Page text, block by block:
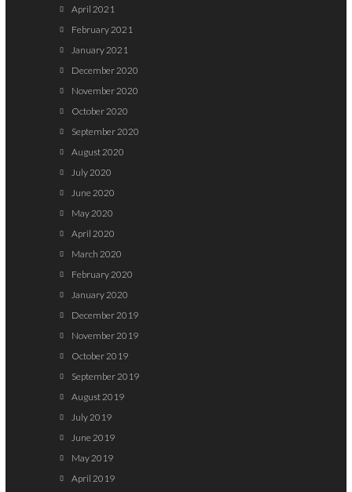
April 2021
February 2021
January 2021
December 2020
November 2020
October 2020
September 2020
August 2020
July 2020
June 2020
May 2020
April 2020
March 2020
February 2020
January 2020
December 2019
November 2019
October 2019
September 2019
August 2019
July 2019
June 2019
May 2019
April 2019